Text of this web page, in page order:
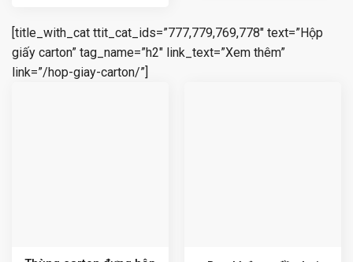
[title_with_cat ttit_cat_ids=”777,779,769,778″ text=”Hộp
giấy carton” tag_name=”h2″ link_text=”Xem thêm”
link=”/hop-giay-carton/”]